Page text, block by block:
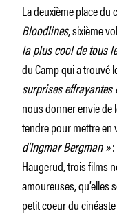
La deuxième place du
Bloodlines, sixième
la plus cool de tous
du Camp qui a trouvé
surprises effrayantes
nous donner envie de
tendre pour mettre en
d’Ingmar Bergman »:
Haugerud, trois films
amoureuses,
petit coeur du